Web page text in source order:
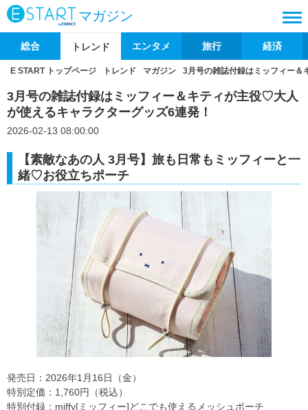
マガジン
総合 トレンド エンタメ 旅行 経済
E START トップページ トレンド マガジン 3月号の雑誌付録はミッフィー
3月号の雑誌付録はミッフィー＆キティが主役♡大人
が使えるキャラクターグッズ6連発！
2026-02-13 08:00:00
【素敵なあの人 3月号】旅も日常もミッフィーと一
緒♡お役立ちポーチ
発売日：2026年1月16日（金）
特別定価：1,760円（税込）
特別付録：miffy[ミッフィー]どこでも使えるメッシュポーチ